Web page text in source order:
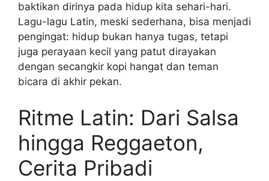
baktikan dirinya pada hidup kita sehari-hari.
Lagu-lagu Latin, meski sederhana, bisa menjadi
pengingat: hidup bukan hanya tugas, tetapi
juga perayaan kecil yang patut dirayakan
dengan secangkir kopi hangat dan teman
bicara di akhir pekan.
Ritme Latin: Dari Salsa
hingga Reggaeton,
Cerita Pribadi